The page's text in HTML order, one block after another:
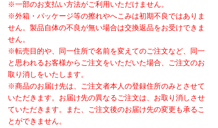
※一部のお支払い方法がご利用いただけません。
※外箱・パッケージ等の擦れやへこみは初期不良ではありま
せん。製品自体の不良が無い場合は交換返品をお受けできま
せん。
※転売目的や、同一住所で名前を変えてのご注文など、同一
と思われるお客様からご注文をいただいた場合、ご注文のお
取り消しをいたします。
※商品のお届け先は、ご注文者本人の登録住所のみとさせて
いただきます。お届け先の異なるご注文は、お取り消しさせ
ていただきます。また、ご注文後のお届け先の変更も承るこ
とができません。